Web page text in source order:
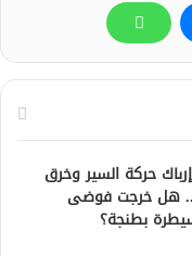
حركة السير وخرق
هل خرجت فوضى
بطنجة؟